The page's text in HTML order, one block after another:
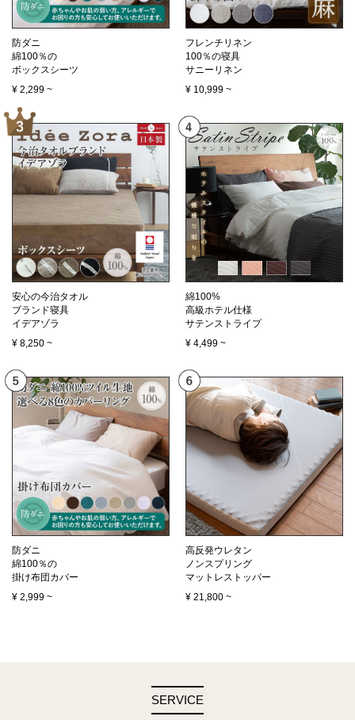
防ダニ
綿100％の
ボックスシーツ
¥ 2,299 ~
フレンチリネン
100％の寝具
サニーリネン
¥ 10,999 ~
安心の今治タオル
ブランド寝具
イデアゾラ
¥ 8,250 ~
綿100%
高級ホテル仕様
サテンストライプ
¥ 4,499 ~
防ダニ
綿100％の
掛け布団カバー
¥ 2,999 ~
高反発ウレタン
ノンスプリング
マットレストッパー
¥ 21,800 ~
SERVICE